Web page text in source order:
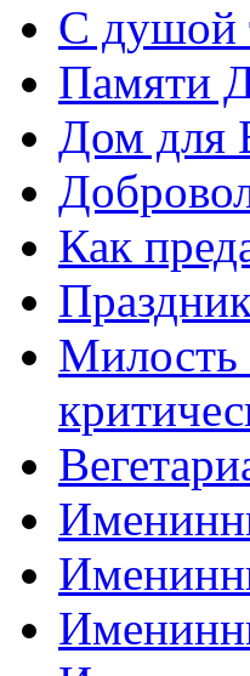
С душой
Памяти
Дом для
Как
Милость